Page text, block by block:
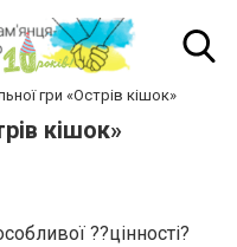
гри «Острів кішок»
кішок»
??цінності?